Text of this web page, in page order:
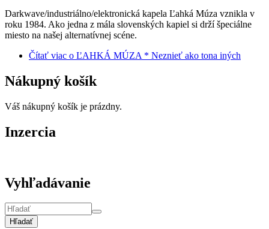
Darkwave/industriálno/elektronická kapela Ľahká Múza vznikla v
roku 1984. Ako jedna z mála slovenských kapiel si drží špeciálne
miesto na našej alternatívnej scéne.
Čítať viac o ĽAHKÁ MÚZA * Neznieť ako tona iných
Nákupný košík
Váš nákupný košík je prázdny.
Inzercia
Vyhľadávanie
Hľadať